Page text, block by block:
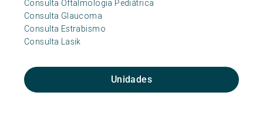
Consulta Oftalmologia Pediátrica
Consulta Glaucoma
Consulta Estrabismo
Consulta Lasik
Unidades